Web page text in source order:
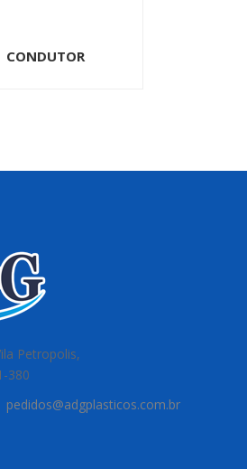
CONDUTOR
Petropolis,
380
pedidos@adgplasticos.com.br